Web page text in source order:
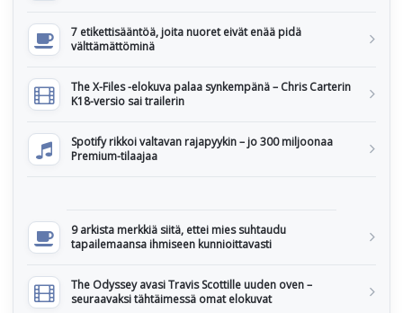
7 etikettisääntöä, joita nuoret eivät enää pidä
välttämättöminä
The X-Files -elokuva palaa synkempänä – Chris Carterin
K18-versio sai trailerin
Spotify rikkoi valtavan rajapyykin – jo 300 miljoonaa
Premium-tilaajaa
9 arkista merkkiä siitä, ettei mies suhtaudu
tapailemaansa ihmiseen kunnioittavasti
The Odyssey avasi Travis Scottille uuden oven –
seuraavaksi tähtäimessä omat elokuvat